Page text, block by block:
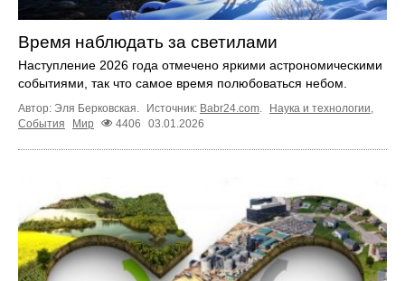
Время наблюдать за светилами
Наступление 2026 года отмечено яркими астрономическими
событиями, так что самое время полюбоваться небом.
Автор: Эля Берковская. Источник: Babr24.com. Наука и технологии,
События
Мир 4406 03.01.2026